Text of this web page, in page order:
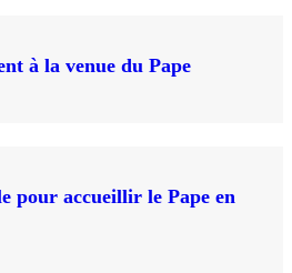
à la venue du Pape
pour accueillir le Pape en